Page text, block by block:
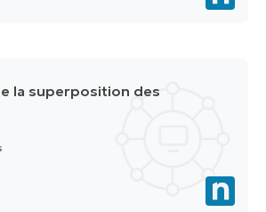
la superposition des